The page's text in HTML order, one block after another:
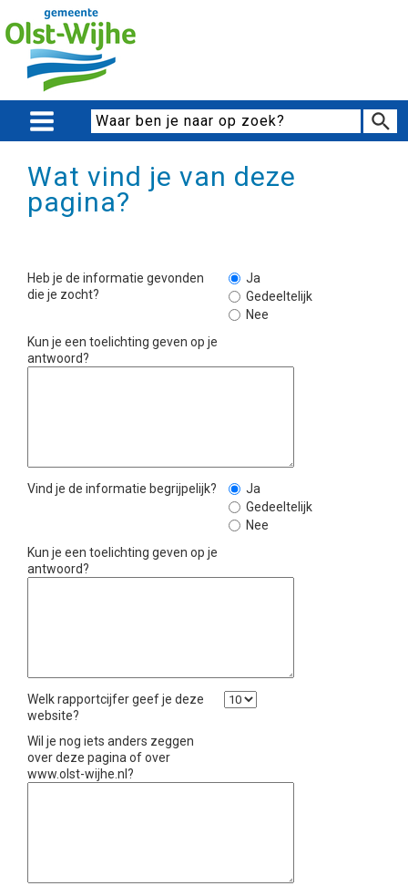
Wat vind je van deze
pagina?
Heb je de informatie gevonden
die je zocht?
Ja
Gedeeltelijk
Nee
Kun je een toelichting geven op je
antwoord?
Vind je de informatie begrijpelijk?
Ja
Gedeeltelijk
Nee
Kun je een toelichting geven op je
antwoord?
Welk rapportcijfer geef je deze
website?
Wil je nog iets anders zeggen
over deze pagina of over
www.olst-wijhe.nl?